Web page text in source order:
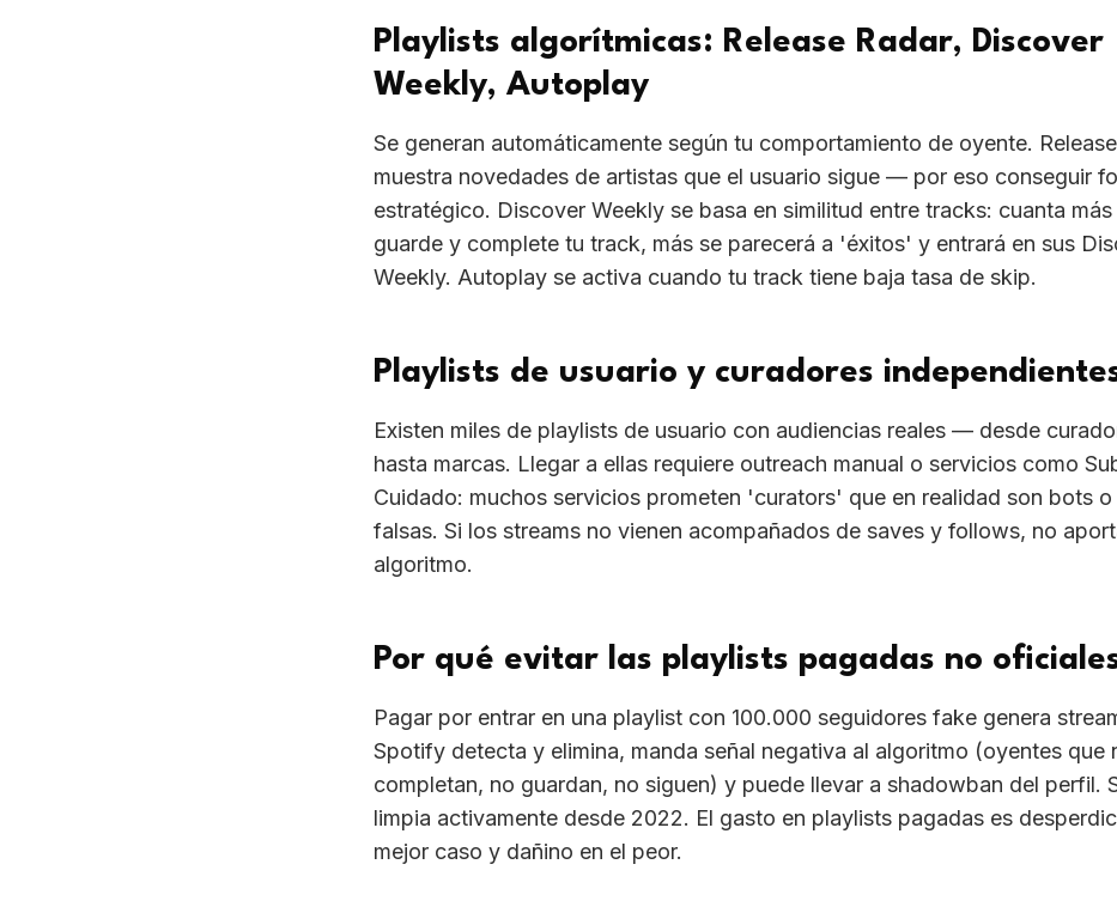
Playlists algorítmicas: Release Radar, Discover
Weekly, Autoplay
Se generan automáticamente según tu comportamiento de oyente.
muestra novedades de artistas que el usuario sigue — por eso conseguir
estratégico. Discover Weekly se basa en similitud entre tracks: cuanta
guarde y complete tu track, más se parecerá a 'éxitos' y entrará en sus
Weekly. Autoplay se activa cuando tu track tiene baja tasa de skip.
Playlists de usuario y curadores
Existen miles de playlists de usuario con audiencias reales — desde
hasta marcas. Llegar a ellas requiere outreach manual o servicios como
Cuidado: muchos servicios prometen 'curators' que en realidad son bots
falsas. Si los streams no vienen acompañados de saves y follows, no
algoritmo.
Por qué evitar las playlists pagadas no
Pagar por entrar en una playlist con 100.000 seguidores fake genera
Spotify detecta y elimina, manda señal negativa al algoritmo (oyentes que
completan, no guardan, no siguen) y puede llevar a shadowban del perfil.
limpia activamente desde 2022. El gasto en playlists pagadas es
mejor caso y dañino en el peor.